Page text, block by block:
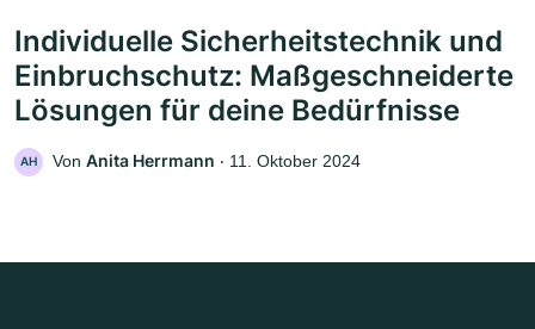
Individuelle Sicherheitstechnik und
Einbruchschutz: Maßgeschneiderte
Lösungen für deine Bedürfnisse
AH Von Anita Herrmann ‧ 11. Oktober 2024